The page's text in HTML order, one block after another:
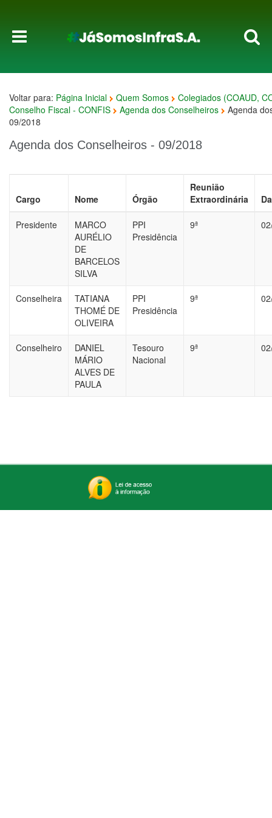
Voltar para: Página Inicial Quem Somos
Colegiados (COAUD,
Conselho Fiscal - CONFIS
Agenda dos Conselheiros
Agenda
09/2018
Agenda dos Conselheiros - 09/2018
Cargo Nome Órgão
Reunião
Extraordinária
Presidente
MARCO
AURÉLIO
DE
BARCELOS
SILVA
PPI
Presidência
9ª
Conselheira
TATIANA
THOMÉ DE
OLIVEIRA
PPI
Presidência
9ª
Conselheiro
DANIEL
MÁRIO
ALVES DE
PAULA
Tesouro
Nacional
9ª